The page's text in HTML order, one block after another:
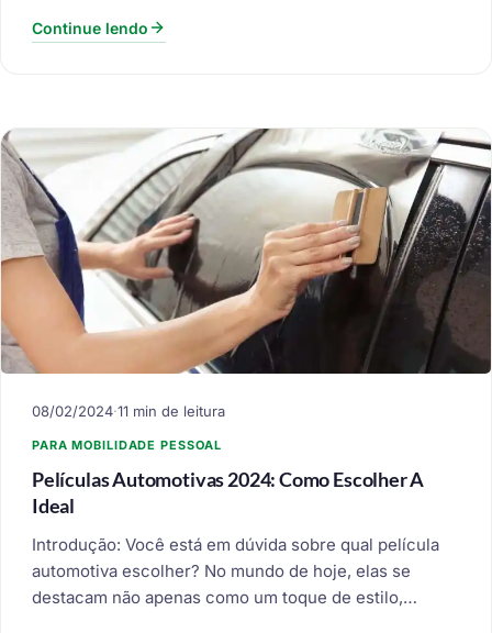
Continue lendo
08/02/2024·11 min de leitura
PARA MOBILIDADE PESSOAL
Películas Automotivas 2024: Como Escolher A
Ideal
Introdução: Você está em dúvida sobre qual película
automotiva escolher? No mundo de hoje, elas se
destacam não apenas como um toque de estilo,…